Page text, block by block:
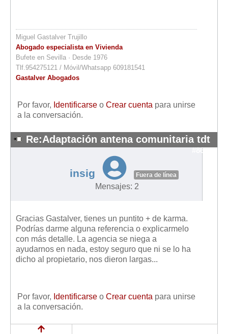
Miguel Gastalver Trujillo
Abogado especialista en Vivienda
Bufete en Sevilla · Desde 1976
Tlf.954275121 / Móvil/Whatsapp 609181541
Gastalver Abogados
Por favor, Identificarse o Crear cuenta para unirse
a la conversación.
Re:Adaptación antena comunitaria tdt
#8623
insig Fuera de línea
Mensajes: 2
Gracias Gastalver, tienes un puntito + de karma.
Podrías darme alguna referencia o explicarmelo
con más detalle. La agencia se niega a
ayudarnos en nada, estoy seguro que ni se lo ha
dicho al propietario, nos dieron largas...
Por favor, Identificarse o Crear cuenta para unirse
a la conversación.